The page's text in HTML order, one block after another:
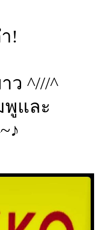
!
ว ^///^
พูและ